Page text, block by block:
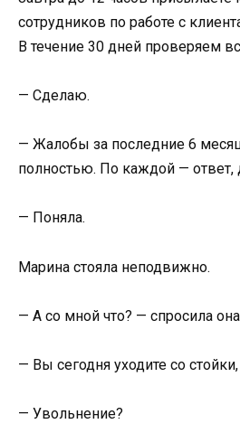
сотрудников по работе с
В течение 30 дней проверяем
— Сделаю.
— Жалобы за последние 6
полностью. По каждой — ответ,
— Поняла.
Марина стояла неподвижно.
— А со мной что? — спросила она
— Вы сегодня уходите со
— Увольнение?